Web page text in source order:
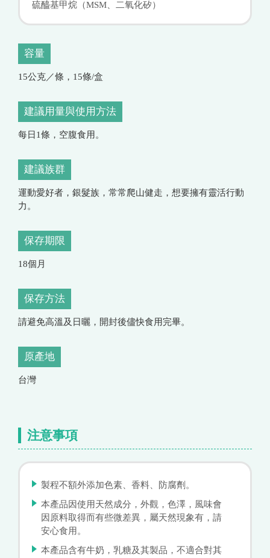
硫醯基甲烷（MSM、二氧化矽）
容量
15公克／條，15條/盒
建議用量與使用方法
每日1條，空腹食用。
建議族群
運動愛好者，銀髮族，常常爬山健走，想要擁有靈活行動
力。
保存期限
18個月
保存方法
請避免高溫及日曬，開封後儘快食用完畢。
原產地
台灣
注意事項
製程不額外添加色素、香料、防腐劑。
本產品因使用天然成分，外觀，色澤，風味會
因原料取得而有些微差異，屬天然現象有，請
安心食用。
本產品含有牛奶，乳糖及其製品，不適合對其